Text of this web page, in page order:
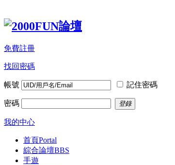
免費註冊
找回密碼
帳號 記住密碼
密碼 登錄
我的中心
首頁Portal
綜合論壇BBS
手遊